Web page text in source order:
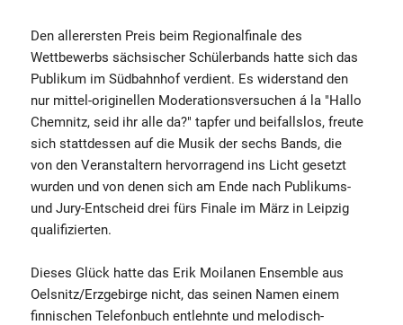
Den allerersten Preis beim Regionalfinale des
Wettbewerbs sächsischer Schülerbands hatte sich das
Publikum im Südbahnhof verdient. Es widerstand den
nur mittel-originellen Moderationsversuchen á la "Hallo
Chemnitz, seid ihr alle da?" tapfer und beifallslos, freute
sich stattdessen auf die Musik der sechs Bands, die
von den Veranstaltern hervorragend ins Licht gesetzt
wurden und von denen sich am Ende nach Publikums-
und Jury-Entscheid drei fürs Finale im März in Leipzig
qualifizierten.
Dieses Glück hatte das Erik Moilanen Ensemble aus
Oelsnitz/Erzgebirge nicht, das seinen Namen einem
finnischen Telefonbuch entlehnte und melodisch-